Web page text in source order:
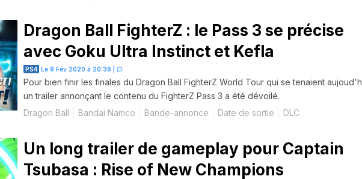
Dragon Ball FighterZ : le Pass 3 se précise
avec Goku Ultra Instinct et Kefla
PS4 Le 9 Fév 2020 à 20:38
Pour bien finir les finales du Dragon Ball FighterZ World Tour qui se tenaient
un trailer annonçant le contenu du FighterZ Pass 3 a été dévoilé.
Dragon Ball
Bandai Namco Bande-annonce Date de sortie DLC
Un long trailer de gameplay pour Captain
Tsubasa : Rise of New Champions